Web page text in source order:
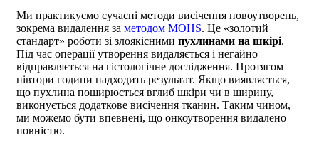
Ми практикуємо сучасні методи висічення новоутворень,
зокрема видалення за методом MOHS. Це «золотий
стандарт» роботи зі злоякісними пухлинами на шкірі.
Під час операції утворення видаляється і негайно
відправляється на гістологічне дослідження. Протягом
півтори години надходить результат. Якщо виявляється,
що пухлина поширюється вглиб шкіри чи в ширину,
виконується додаткове висічення тканин. Таким чином,
ми можемо бути впевнені, що онкоутворення видалено
повністю.